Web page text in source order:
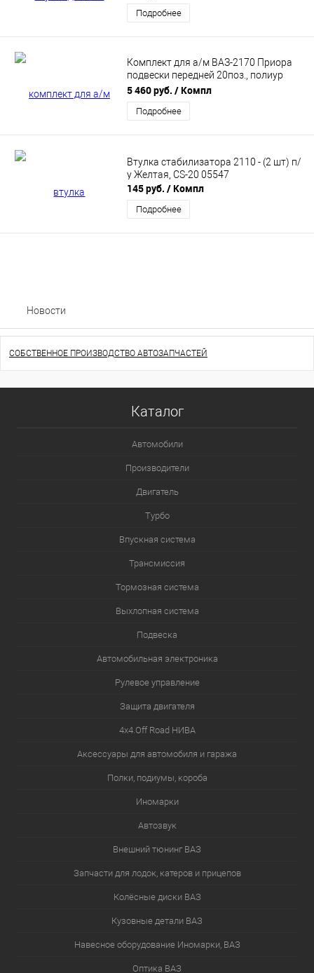
Подробнее
Комплект для а/м ВАЗ-2170 Приора
подвески передней 20поз., полиур
"DRIVE" CS20 (CS10532)
5 460 руб. / Компл
Подробнее
Втулка стабилизатора 2110 - (2 шт) п/
у Желтая, CS-20 05547
145 руб. / Компл
Подробнее
Новости
СОБСТВЕННОЕ ПРОИЗВОДСТВО АВТОЗАПЧАСТЕЙ
Каталог
Автомобили
Производители
Двигатель
Турбо
Впускная система
Трансмиссия
Тормозная система
Выхлопная система
Подвеска
Автомобильная электроника
Рулевое управление
Защита двигателя
4х4.Off Road НИВА
Аксессуары для автомобиля и гаража
Полки, подиумы, короба
Иномарки
Автозвук
Внешний тюнинг ВАЗ
Запчасти для лодок, катеров и прицепов
Колёсные диски ВАЗ
Кузовные детали ВАЗ
Навесное оборудование Иномарки, ВАЗ
Оптика ВАЗ